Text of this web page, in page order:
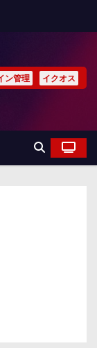
ン管理 イクオス